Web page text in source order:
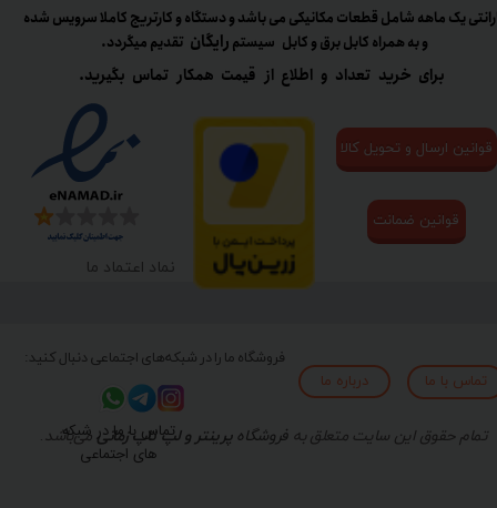
تمام حقوق این سایت متعلق به فروشگاهپرینتر و لپ تاپ زمانی می‌باشد.
فروشگاه ما را در شبکه‌های اجتماعی دنبال کنید:
نماد اعتماد ما
تماس با ما درباره ما
برای خرید تعداد و اطلاع از قیمت همکار تماس بگیرید.
تماس با ما در شبکه
های اجتماعی
یک ماهه شامل قطعات مکانیکی می باشد و دستگاه و کارتریج کاملا سرویس شده
و به همراه کابل برق و کابل سیستم رایگان تقدیم میگردد.​​​​​​​
قوانین ارسال و تحویل کالا
قوانین ضمانت